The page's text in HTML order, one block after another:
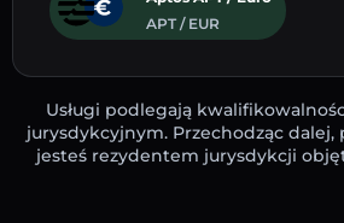
APT / EUR
Usługi podlegają
jurysdykcyjnym. Przechodząc dalej,
jesteś rezydentem jurysdykcji